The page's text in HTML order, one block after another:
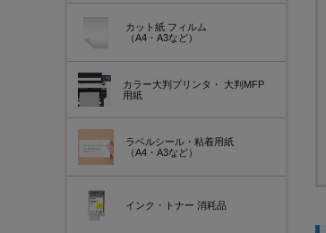
カット紙 フィルム
（A4・A3など）
カラー大判プリンタ・
大判MFP
用紙
ラベルシール・粘着用紙
（A4・A3など）
インク・トナー 消耗品